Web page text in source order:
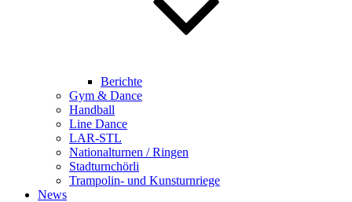
Berichte
Gym & Dance
Handball
Line Dance
LAR-STL
Nationalturnen / Ringen
Stadturnchörli
Trampolin- und Kunsturnriege
News